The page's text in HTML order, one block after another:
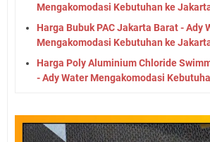
Mengakomodasi Kebutuhan ke
Harga Bubuk PAC Jakarta Barat - Ady
Mengakomodasi Kebutuhan ke
Harga Poly Aluminium Chloride
- Ady Water Mengakomodasi